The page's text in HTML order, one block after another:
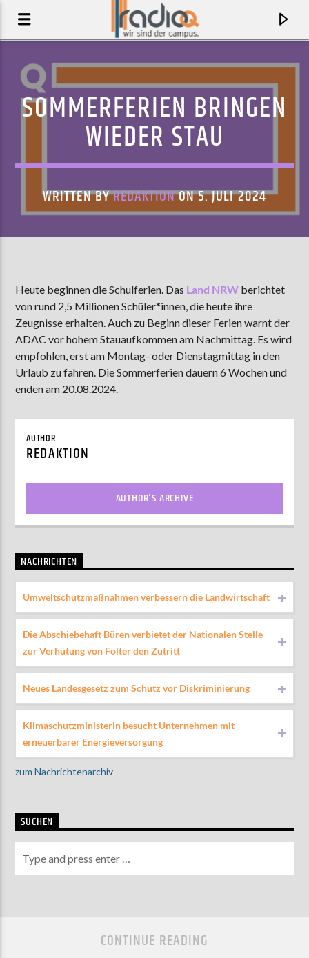
TALK TO ME, ZARA
ROBYN X ZARA LARSSON
AKTUELLE SENDUNG
COFFEESHOP
ZU HÖREN INMünster
SOMMERFERIEN BRINGEN
WIEDER STAU
WRITTEN BYREDAKTIONON 5. JULI 2024
Heute beginnen die Schulferien. Das Land NRW berichtet
von rund 2,5 Millionen Schüler*innen, die heute ihre
Zeugnisse erhalten. Auch zu Beginn dieser Ferien warnt der
ADAC vor hohem Stauaufkommen am Nachmittag. Es wird
empfohlen, erst am Montag- oder Dienstagmittag in den
Urlaub zu fahren. Die Sommerferien dauern 6 Wochen und
enden am 20.08.2024.
AUTHOR
REDAKTION
AUTHOR'S ARCHIVE
NACHRICHTEN
Umweltschutzmaßnahmen verbessern die Landwirtschaft
Die Abschiebehaft Büren verbietet der Nationalen Stelle
zur Verhütung von Folter den Zutritt
Neues Landesgesetz zum Schutz vor Diskriminierung
Klimaschutzministerin besucht Unternehmen mit
erneuerbarer Energieversorgung
zum Nachrichtenarchiv
SUCHEN
CONTINUE READING